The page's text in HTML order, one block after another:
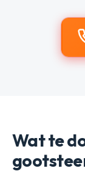
Wat te